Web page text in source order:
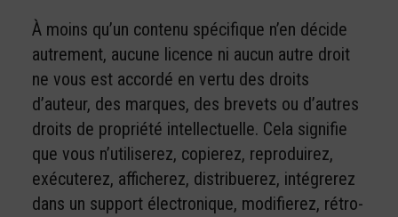
À moins qu’un contenu spécifique n’en décide
autrement, aucune licence ni aucun autre droit
ne vous est accordé en vertu des droits
d’auteur, des marques, des brevets ou d’autres
droits de propriété intellectuelle. Cela signifie
que vous n’utiliserez, copierez, reproduirez,
exécuterez, afficherez, distribuerez, intégrerez
dans un support électronique, modifierez, rétro-